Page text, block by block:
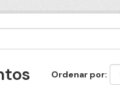
Ordenar por